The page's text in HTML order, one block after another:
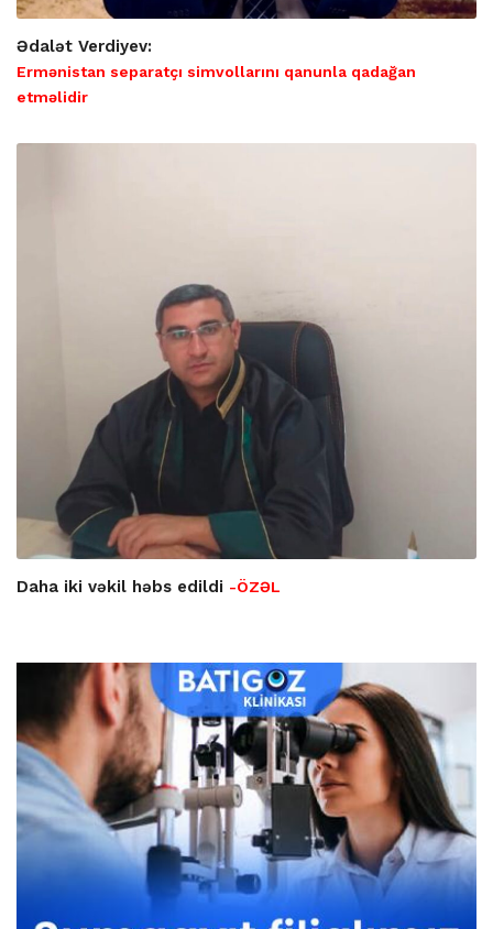
Ədalət Verdiyev:
Ermənistan separatçı simvollarını qanunla qadağan
etməlidir
Daha iki vəkil həbs edildi -ÖZƏL